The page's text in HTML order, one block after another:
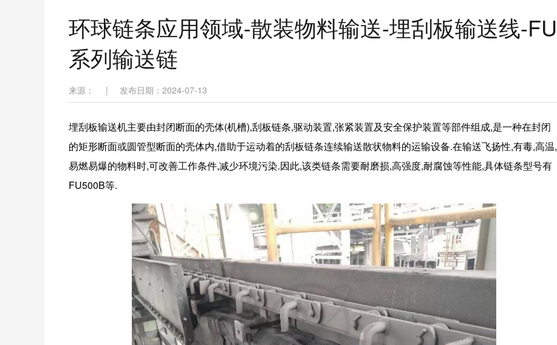
环球链条应用领域-散装物料输送-埋刮板输送线-FU
系列输送链
来源： | 发布日期：2024-07-13
埋刮板输送机主要由封闭断面的壳体(机槽),刮板链条,驱动装置,张紧装置及安全保护装置等部件组成,是一种在封闭
的矩形断面或圆管型断面的壳体内,借助于运动着的刮板链条连续输送散状物料的运输设备.在输送飞扬性,有毒,高温,
易燃易爆的物料时,可改善工作条件,减少环境污染.因此,该类链条需要耐磨损,高强度,耐腐蚀等性能,具体链条型号有
FU500B等.